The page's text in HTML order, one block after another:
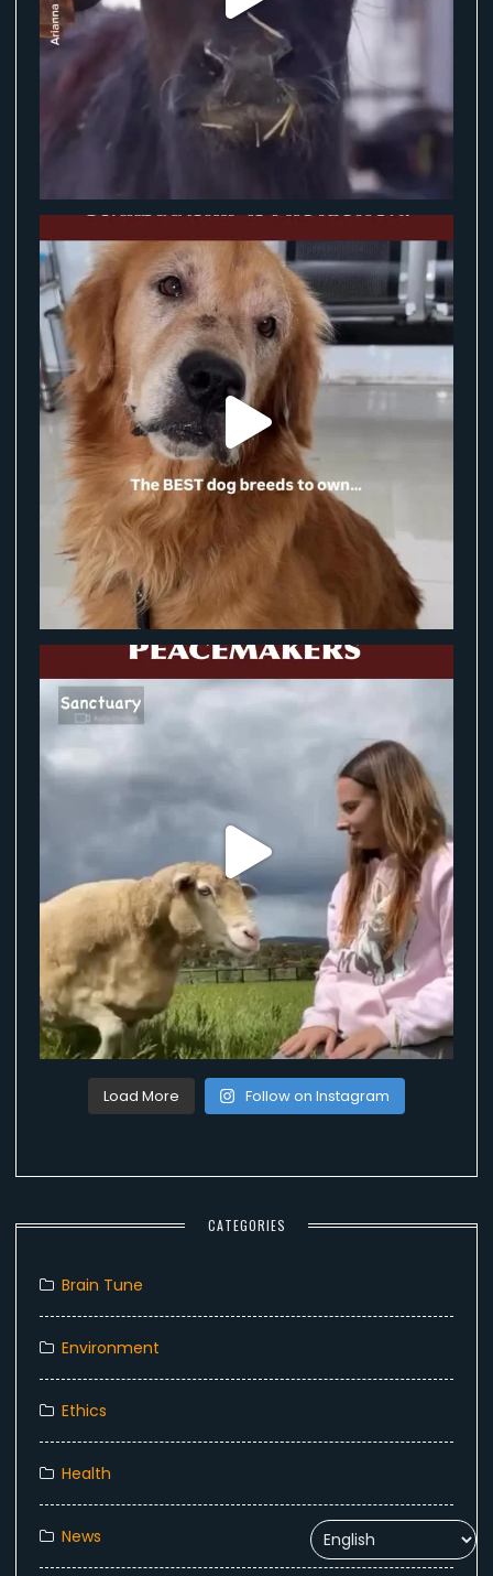
Load More Follow on Instagram
CATEGORIES
Brain Tune
Environment
Ethics
Health
News